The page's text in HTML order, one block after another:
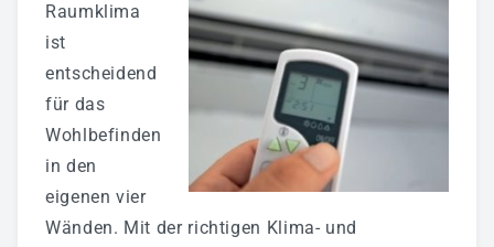
Badmodernisierung - Bäder Zum Wohlfühlen!
Fliesenverlegung - Wir Können Auch Fliese!
Heizung - Energiekosten Sparen
Klima & Lüftungstechnik
Elektrotechnik - Wir Stehen Unter Spannung!
Wartung/Inspektion & 24h Notdienst
Raumklima
ist
entscheidend
für das
Wohlbefinden
in den
eigenen vier
Wänden. Mit der richtigen Klima- und